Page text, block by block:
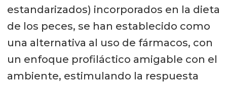
estandarizados) incorporados en la dieta
de los peces, se han establecido como
una alternativa al uso de fármacos, con
un enfoque profiláctico amigable con el
ambiente, estimulando la respuesta